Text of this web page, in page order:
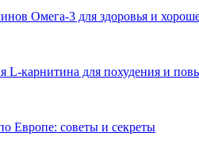
Омега-3 для здоровья и
L-карнитина для похудения и
Европе: советы и секреты